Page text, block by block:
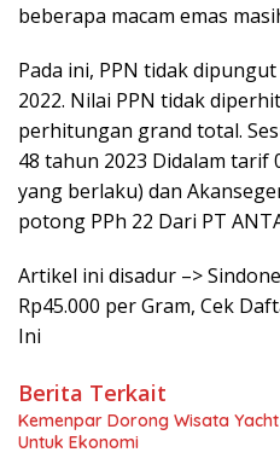
beberapa macam emas
Pada ini, PPN tidak
2022. Nilai PPN tidak
perhitungan grand total.
48 tahun 2023 Didalam tarif
yang berlaku) dan
potong PPh 22 Dari PT
Artikel ini disadur –>
Rp45.000 per Gram, Cek
Ini
Berita Terkait
Kemenpar Dorong Wisata
Untuk Ekonomi